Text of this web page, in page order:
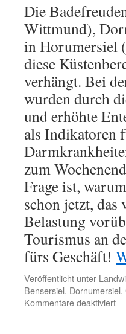
Die
Wittmund),
in Horumersiel
diese
verhängt. Bei
wurden durch
und erhöhte
als Indikatoren
zum
Frage ist,
schon jetzt,
Belastung
Tourismus an
fürs Geschäft!
Veröffentlicht unter
Bensersiel, Dornumersiel,
Kommentare deaktiviertfür